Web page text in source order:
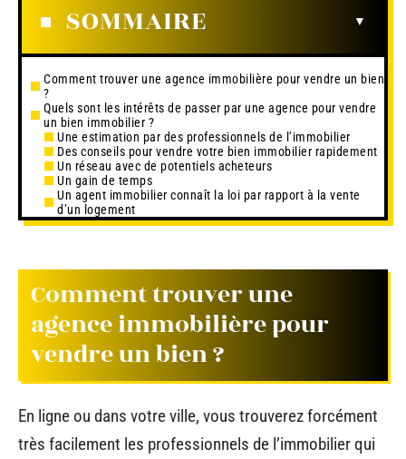
SOMMAIRE
Comment trouver une agence immobilière pour vendre un bien
?
Quels sont les intérêts de passer par une agence pour vendre
un bien immobilier ?
Une estimation par des professionnels de l’immobilier
Des conseils pour vendre votre bien immobilier rapidement
Un réseau avec de potentiels acheteurs
Un gain de temps
Un agent immobilier connaît la loi par rapport à la vente
d’un logement
Comment trouver une
agence immobilière pour
vendre un bien ?
En ligne ou dans votre ville, vous trouverez forcément
très facilement les professionnels de l’immobilier qui